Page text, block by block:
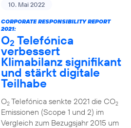
10. Mai 2022
CORPORATE RESPONSIBILITY REPORT
2021:
O2 Telefónica
verbessert
Klimabilanz signifikant
und stärkt digitale
Teilhabe
O2Telefónica senkte 2021 die CO2
Emissionen (Scope 1 und 2) im
Vergleich zum Bezugsjahr 2015 um